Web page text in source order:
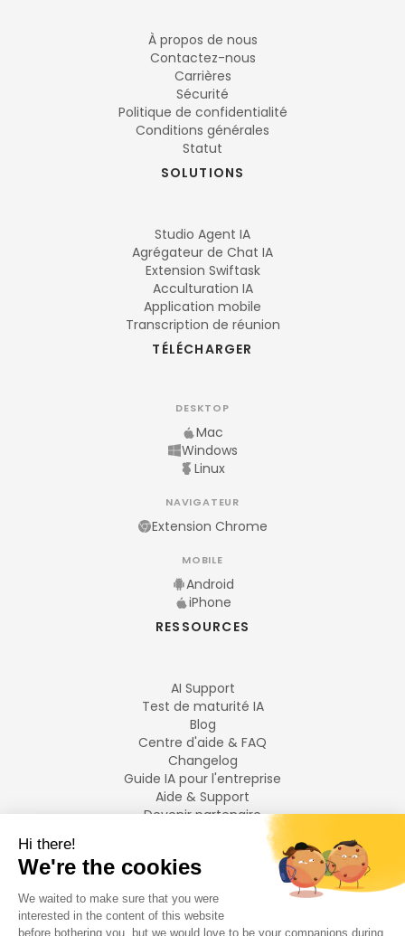
À propos de nous
Contactez-nous
Carrières
Sécurité
Politique de confidentialité
Conditions générales
Statut
SOLUTIONS
Studio Agent IA
Agrégateur de Chat IA
Extension Swiftask
Acculturation IA
Application mobile
Transcription de réunion
TÉLÉCHARGER
DESKTOP
Mac
Windows
Linux
NAVIGATEUR
Extension Chrome
MOBILE
Android
iPhone
RESSOURCES
AI Support
Test de maturité IA
Blog
Centre d'aide & FAQ
Changelog
Guide IA pour l'entreprise
Aide & Support
Devenir partenaire
LANGUES
Français